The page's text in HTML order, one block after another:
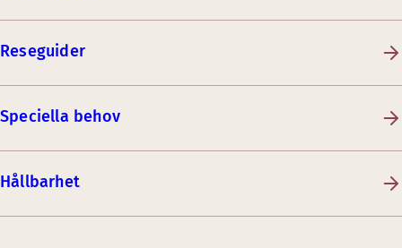
Reseguider
Speciella behov
Hållbarhet